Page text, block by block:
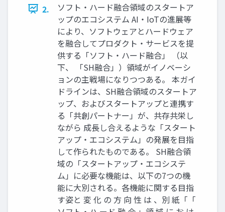
2.
ソフト・ハード融合領域のスタートア
ップのエコシステム AI・IoTの進展等
により、ソフトウェアとハードウェア
を融合してプロダクト・サービスを提
供する「ソフト・ハード融合」 （以
下、 「SH融合」）領域がイノベーシ
ョンの主戦場になりつつある。 本ガイ
ドラインは、SH融合領域のスタートア
ップ、およびスタートアップと連携す
る「共創パートナー」が、共存共栄し
ながら 成長し合えるような「スタート
アップ・エコシステム」の発展を目指
して作られたものである。 SH融合領
域の「スタートアップ・エコシステ
ム」に必要な機能は、以下の7つの機
能に大別される。各機能に関する目指
す姿と 変 化 の 方 向 性 は 、別 紙「「